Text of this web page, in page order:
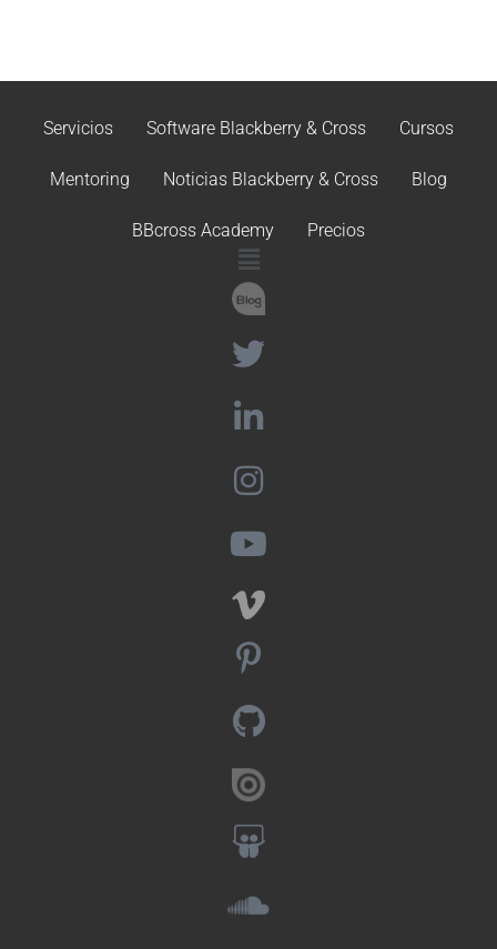
Servicios Software Blackberry & Cross Cursos
Mentoring Noticias Blackberry & Cross Blog
BBcross Academy Precios